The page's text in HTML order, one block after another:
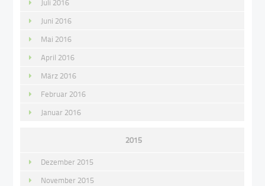
Juli 2016
Juni 2016
Mai 2016
April 2016
März 2016
Februar 2016
Januar 2016
2015
Dezember 2015
November 2015